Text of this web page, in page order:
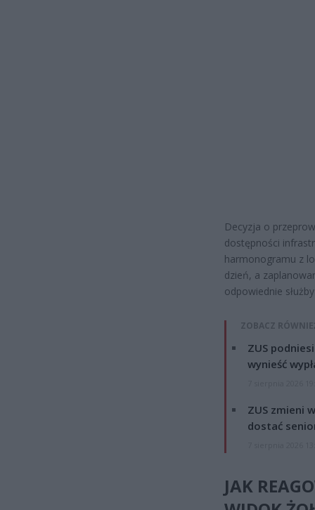
Decyzja o
dostępności
harmonogramu z
dzień, a
odpowiednie
ZOBACZ
ZUS
wynieść
ZUS zmieni
dostać
JAK